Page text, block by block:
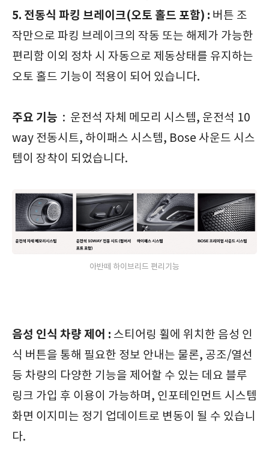
5. 전동식 파킹 브레이크(오토 홀드 포함) : 버튼 조
작만으로 파킹 브레이크의 작동 또는 해제가 가능한
편리함 이외 정차 시 자동으로 제동상태를 유지하는
오토 홀드 기능이 적용이 되어 있습니다.
주요 기능 : 운전석 자체 메모리 시스템, 운전석 10
way 전동시트, 하이패스 시스템, Bose 사운드 시스
템이 장착이 되었습니다.
아반떼 하이브리드 편리기능
음성 인식 차량 제어 : 스티어링 휠에 위치한 음성 인
식 버튼을 통해 필요한 정보 안내는 물론, 공조/열선
등 차량의 다양한 기능을 제어할 수 있는 데요 블루
링크 가입 후 이용이 가능하며, 인포테인먼트 시스템
화면 이지미는 정기 업데이트로 변동이 될 수 있습니
다.